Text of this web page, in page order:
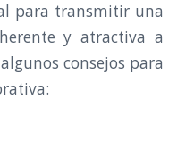
para transmitir una
y atractiva a
consejos para